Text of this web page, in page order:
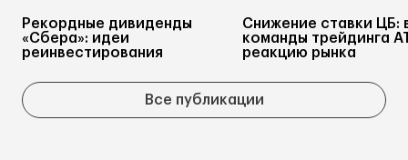
Рекордные дивиденды
«Сбера»: идеи
реинвестирования
Снижение ставки ЦБ:
команды трейдинга
реакцию рынка
Все публикации